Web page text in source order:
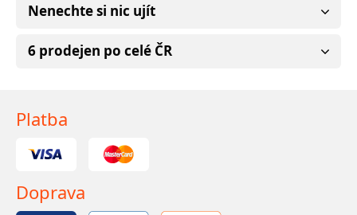
Nenechte si nic ujít
6 prodejen po celé ČR
Platba
Doprava